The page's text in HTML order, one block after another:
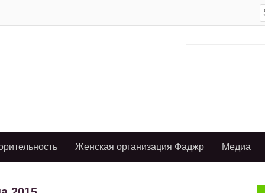
Женская организация Фаджр Медиа